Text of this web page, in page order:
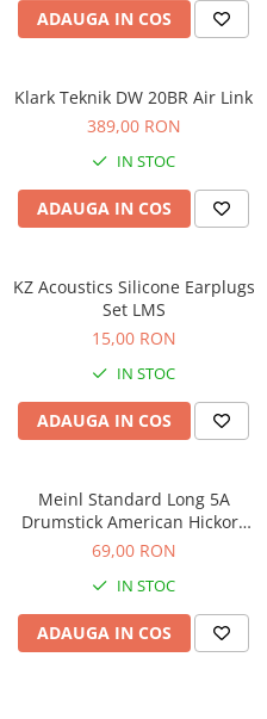
Comenzi si controllere
Efecte de lumini
Masini de fum si ceata
Mixere DMX
Moving Head-uri
Proiectoare
Scene şi Ring-uri de Dans
Stative si schela lumini
Instrumente Muzicale
Chitare si bass
Claviaturi
Instrumente de percutie
Instrumente de suflat
Instrumente si jucarii pentru
Instrumente traditionale
Tobe
DJ
ADAUGA IN COS
Klark Teknik DW 20BR Air Link
389,00 RON
IN STOC
ADAUGA IN COS
KZ Acoustics Silicone Earplugs
Set LMS
15,00 RON
IN STOC
ADAUGA IN COS
Meinl Standard Long 5A
Drumstick American Hickory
SB103
69,00 RON
IN STOC
ADAUGA IN COS